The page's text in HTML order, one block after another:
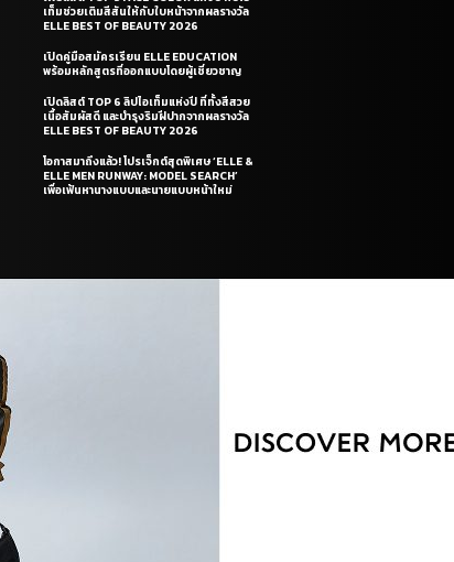
เท็มช่วยเติมสีสันให้กับใบหน้าจากผลรางวัล
ELLE BEST OF BEAUTY 2026
เปิดคู่มือสมัครเรียน ELLE EDUCATION
พร้อมหลักสูตรที่ออกแบบโดยผู้เชี่ยวชาญ
เปิดลิสต์ TOP 6 ลิปไอเท็มแห่งปี ที่ทั้งสีสวย
เนื้อสัมผัสดี และบำรุงริมฝีปากจากผลรางวัล
ELLE BEST OF BEAUTY 2026
โอกาสมาถึงแล้ว! โปรเจ็กต์สุดพิเศษ ‘ELLE &
ELLE MEN RUNWAY: MODEL SEARCH’
เพื่อเฟ้นหานางแบบและนายแบบหน้าใหม่